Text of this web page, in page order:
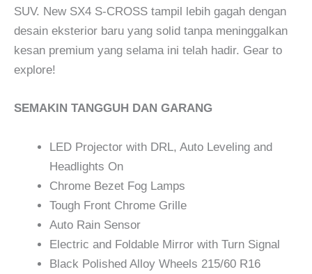
SUV. New SX4 S-CROSS tampil lebih gagah dengan
desain eksterior baru yang solid tanpa meninggalkan
kesan premium yang selama ini telah hadir. Gear to
explore!
SEMAKIN TANGGUH DAN GARANG
LED Projector with DRL, Auto Leveling and
Headlights On
Chrome Bezet Fog Lamps
Tough Front Chrome Grille
Auto Rain Sensor
Electric and Foldable Mirror with Turn Signal
Black Polished Alloy Wheels 215/60 R16